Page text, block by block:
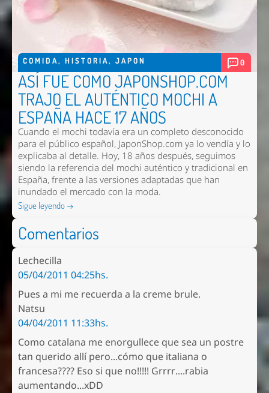
COMIDA, HISTORIA, JAPON 0
ASÍ FUE COMO JAPONSHOP.COM
TRAJO EL AUTÉNTICO MOCHI A
ESPAÑA HACE 17 AÑOS
Cuando el mochi todavía era un completo desconocido
para el público español, JaponShop.com ya lo vendía y lo
explicaba al detalle. Hoy, 18 años después, seguimos
siendo la referencia del mochi auténtico y tradicional en
España, frente a las versiones adaptadas que han
inundado el mercado con la moda.
Sigue leyendo →
Comentarios
Lechecilla
05/04/2011 04:25hs.
Pues a mi me recuerda a la creme brule.
Natsu
04/04/2011 11:33hs.
Como catalana me enorgullece que sea un postre
tan querido allí pero...cómo que italiana o
francesa???? Eso si que no!!!!! Grrrr....rabia
aumentando...xDD